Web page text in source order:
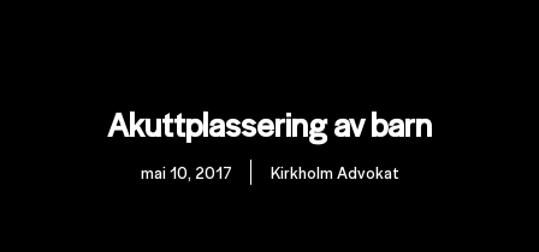
Akuttplassering av barn
mai 10, 2017 Kirkholm Advokat